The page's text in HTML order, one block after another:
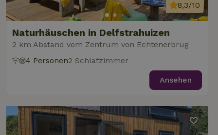
Naturhäuschen in Delfstrahuizen
2 km Abstand vom Zentrum von Echtenerbrug
8,3/10
4 Personen2 Schlafzimmer
Ansehen